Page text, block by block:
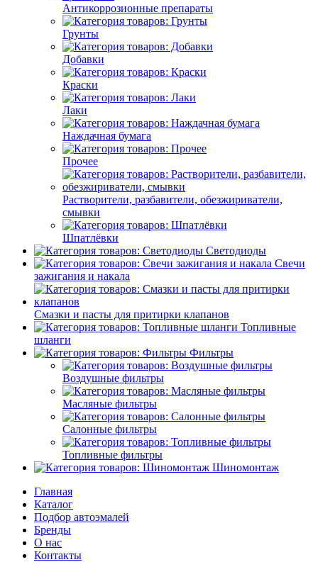
Антикоррозионные препараты
Грунты
Добавки
Краски
Лаки
Наждачная бумага
Прочее
Растворители, разбавители, обезжириватели,
смывки
Шпатлёвки
Светодиоды
Свечи
зажигания и накала
Смазки и пасты для притирки клапанов
Топливные
шланги
Фильтры
Воздушные фильтры
Масляные фильтры
Салонные фильтры
Топливные фильтры
Шиномонтаж
Главная
Каталог
Подбор автоэмалей
Бренды
О нас
Контакты